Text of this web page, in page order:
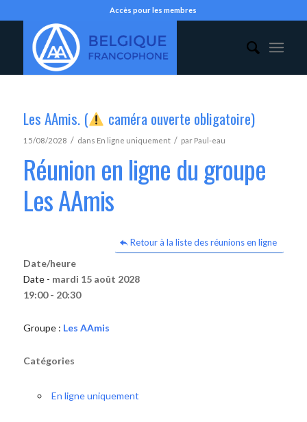
Accès pour les membres
Les AAmis. ( caméra ouverte obligatoire)
15/08/2028 / dans En ligne uniquement / par Paul-eau
Réunion en ligne du groupe
Les AAmis
Retour à la liste des réunions en ligne
Date/heure
Date - mardi 15 août 2028
19:00 - 20:30
Groupe : Les AAmis
Catégories
En ligne uniquement